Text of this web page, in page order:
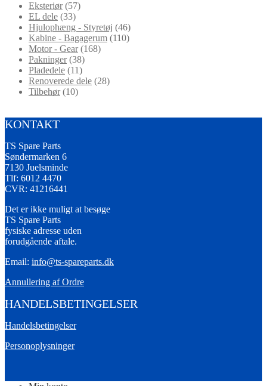
Eksteriør (57)
EL dele (33)
Hjulophæng - Styretøj (46)
Kabine - Bagagerum (110)
Motor - Gear (168)
Pakninger (38)
Pladedele (11)
Renoverede dele (28)
Tilbehør (10)
KONTAKT
TS Spare Parts
Søndermarken 6
7130 Juelsminde
Tlf: 6012 4470
CVR: 41216441
Det er ikke muligt at besøge
TS Spare Parts
fysiske adresse uden
forudgående aftale.
Email: info@ts-spareparts.dk
Annullering af Ordre
HANDELSBETINGELSER
Handelsbetingelser
Personoplysninger